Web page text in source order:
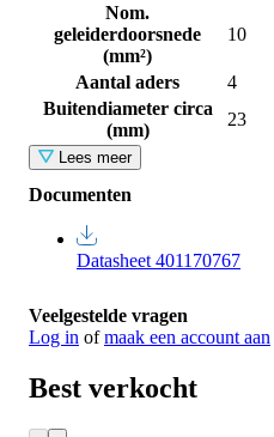
Nom.
geleiderdoorsnede
(mm²)
10
Aantal aders
4
Buitendiameter circa
(mm)
23
Lees meer
Documenten
Datasheet 401170767
Veelgestelde vragen
Log in ofmaak een account aan
Best verkocht